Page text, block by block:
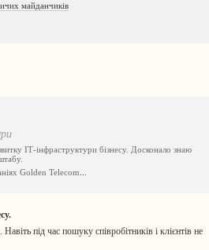
майданчиків
ІТ-інфраструктури бізнесу. Досконало знаю
Golden Telecom
під час пошуку співробітників і клієнтів не